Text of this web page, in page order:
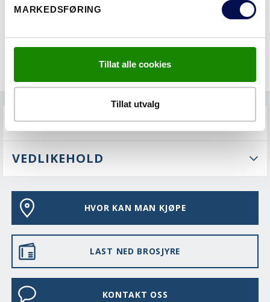
MARKEDSFØRING
Tillat alle cookies
Tillat utvalg
FAQS
VEDLIKEHOLD
HVOR KAN MAN KJØPE
LAST NED BROSJYRE
KONTAKT OSS